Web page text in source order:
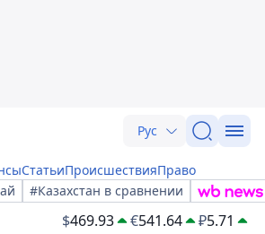
Рус
СтатьиПроисшествияПраво
#Казахстан в сравнении
$469.93 €541.64 ₽5.71